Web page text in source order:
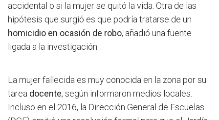
accidental o si la mujer se quitó la vida. Otra de las
hipótesis que surgió es que podría tratarse de un
homicidio en ocasión de robo, añadió una fuente
ligada a la investigación.
La mujer fallecida es muy conocida en la zona por su
tarea docente, según informaron medios locales.
Incluso en el 2016, la Dirección General de Escuelas